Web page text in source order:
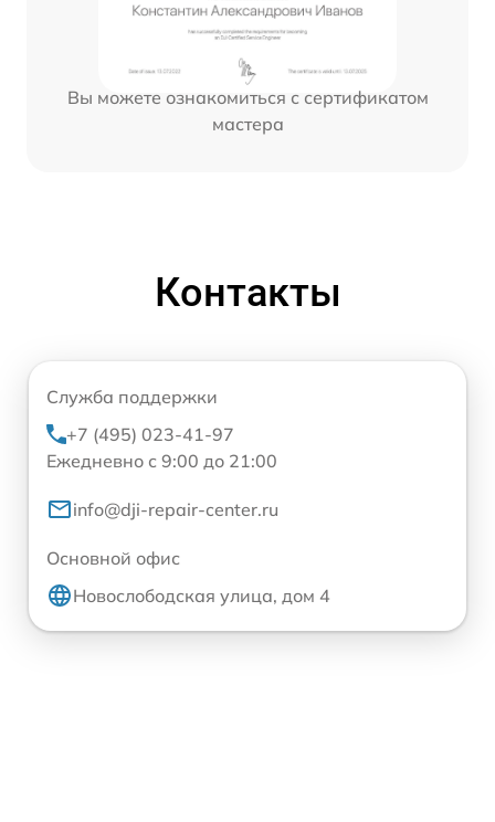
Вы можете ознакомиться с сертификатом
мастера
Контакты
Служба поддержки
+7 (495) 023-41-97
Ежедневно с 9:00 до 21:00
info@dji-repair-center.ru
Основной офис
Новослободская улица, дом 4